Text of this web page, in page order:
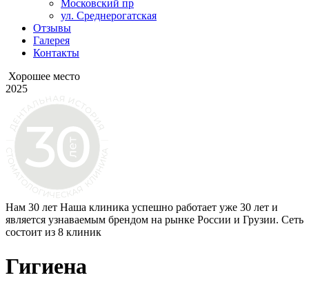
Московский пр
ул. Среднерогатская
Отзывы
Галерея
Контакты
Хорошее место
2025
Нам 30 лет Наша клиника успешно работает уже 30 лет и
является узнаваемым брендом на рынке России и Грузии. Сеть
состоит из 8 клиник
Гигиена